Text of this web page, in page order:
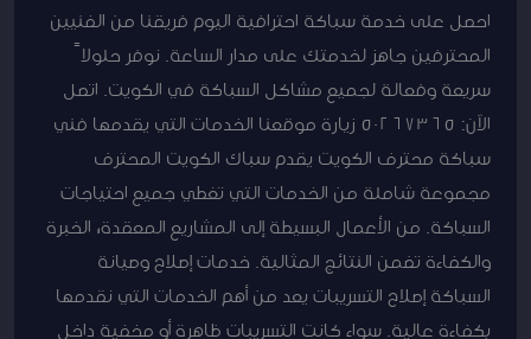
احصل على خدمة سباكة احترافية اليوم فريقنا من الفنيين
المحترفين جاهز لخدمتك على مدار الساعة. نوفر حلولاً
سريعة وفعالة لجميع مشاكل السباكة في الكويت. اتصل
الآن: 50267365 زيارة موقعنا الخدمات التي يقدمها فني
سباكة محترف الكويت يقدم سباك الكويت المحترف
مجموعة شاملة من الخدمات التي تغطي جميع احتياجات
السباكة. من الأعمال البسيطة إلى المشاريع المعقدة، الخبرة
والكفاءة تضمن النتائج المثالية. خدمات إصلاح وصيانة
السباكة إصلاح التسريبات يعد من أهم الخدمات التي نقدمها
بكفاءة عالية. سواء كانت التسريبات ظاهرة أو مخفية داخل